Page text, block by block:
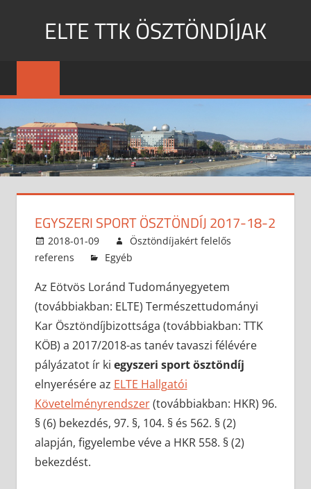
ELTE TTK ÖSZTÖNDÍJAK
EGYSZERI SPORT ÖSZTÖNDÍJ 2017-18-2
2018-01-09
Ösztöndíjakért felelős
referens
Egyéb
Az Eötvös Loránd Tudományegyetem
(továbbiakban: ELTE) Természettudományi
Kar Ösztöndíjbizottsága (továbbiakban: TTK
KÖB) a 2017/2018-as tanév tavaszi félévére
pályázatot ír ki egyszeri sport ösztöndíj
elnyerésére az ELTE Hallgatói
Követelményrendszer(továbbiakban: HKR) 96.
§ (6) bekezdés, 97. §, 104. § és 562. § (2)
alapján, figyelembe véve a HKR 558. § (2)
bekezdést.